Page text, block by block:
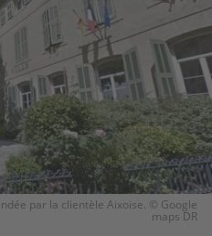
par la clientèle Aixoise. © Google
maps DR